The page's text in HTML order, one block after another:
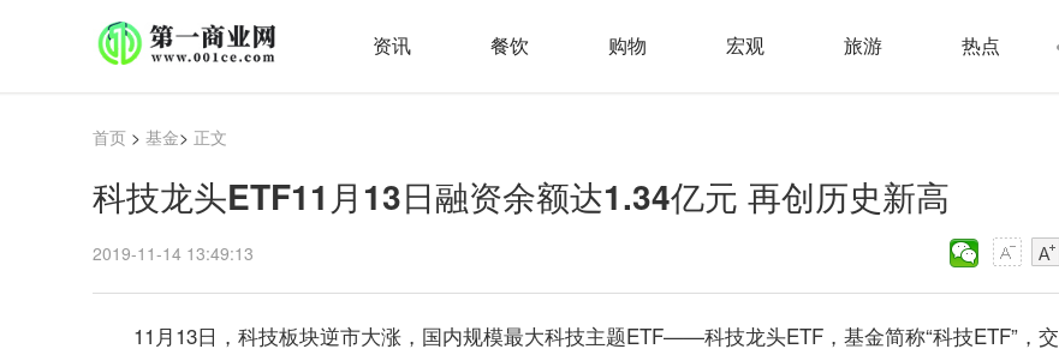
资讯 餐饮 购物 宏观 旅游 热点
首页 > 基金> 正文
科技龙头ETF11月13日融资余额达1.34亿元 再创历史新高
2019-11-14 13:49:13
11月13日，科技板块逆市大涨，国内规模最大科技主题ETF——科技龙头ETF，基金简称“科技ETF”，交